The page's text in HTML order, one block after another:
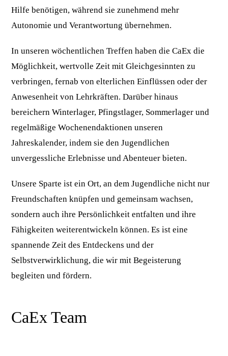
Hilfe benötigen, während sie zunehmend mehr
Autonomie und Verantwortung übernehmen.
In unseren wöchentlichen Treffen haben die CaEx die
Möglichkeit, wertvolle Zeit mit Gleichgesinnten zu
verbringen, fernab von elterlichen Einflüssen oder der
Anwesenheit von Lehrkräften. Darüber hinaus
bereichern Winterlager, Pfingstlager, Sommerlager und
regelmäßige Wochenendaktionen unseren
Jahreskalender, indem sie den Jugendlichen
unvergessliche Erlebnisse und Abenteuer bieten.
Unsere Sparte ist ein Ort, an dem Jugendliche nicht nur
Freundschaften knüpfen und gemeinsam wachsen,
sondern auch ihre Persönlichkeit entfalten und ihre
Fähigkeiten weiterentwickeln können. Es ist eine
spannende Zeit des Entdeckens und der
Selbstverwirklichung, die wir mit Begeisterung
begleiten und fördern.
CaEx Team